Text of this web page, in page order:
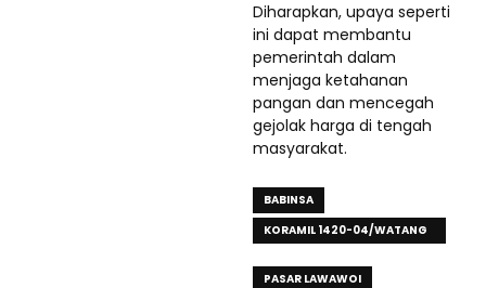
Diharapkan, upaya seperti
ini dapat membantu
pemerintah dalam
menjaga ketahanan
pangan dan mencegah
gejolak harga di tengah
masyarakat.
BABINSA
KORAMIL 1420-04/WATANG
PASAR LAWAWOI